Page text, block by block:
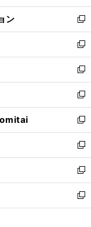
開
く
ウ
で
開
く
ン
ド
ウ
で
開
く
ウ
ィ
ン
ド
ウ
で
開
く
ン
新
し
い
ウ
ィ
ン
ド
ウ
で
開
く
新
し
い
ウ
ィ
ン
ド
ウ
で
開
く
新
し
い
ウ
ィ
ン
ド
ウ
で
開
く
新
し
い
ウ
ィ
ン
ド
ウ
で
開
新
し
い
ウ
ィ
ン
ド
ウ
新
し
い
ウ
ィ
ン
新
し
い
ウ
新
し